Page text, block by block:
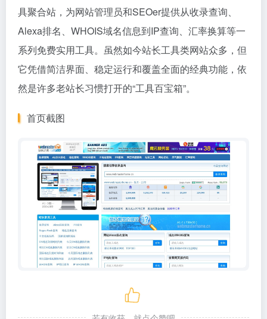
具聚合站，为网站管理员和SEOer提供从收录查询、
Alexa排名、WHOIS域名信息到IP查询、汇率换算等一
系列免费实用工具。虽然如今站长工具类网站众多，但
它凭借简洁界面、稳定运行和覆盖全面的经典功能，依
然是许多老站长习惯打开的“工具百宝箱”。
首页截图